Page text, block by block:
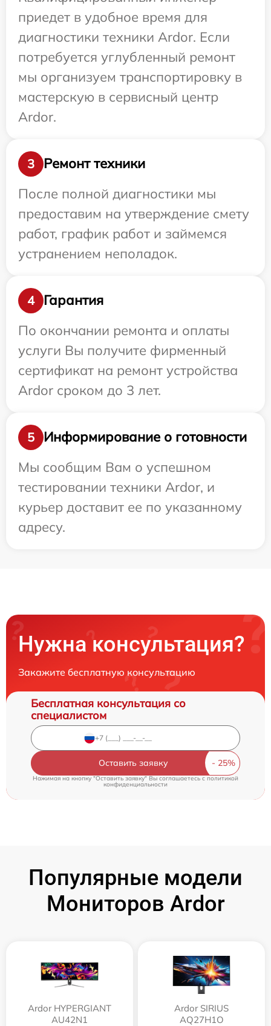
приедет в удобное время для
диагностики техники Ardor. Если
потребуется углубленный ремонт
мы организуем транспортировку в
мастерскую в сервисный центр
Ardor.
3
Ремонт техники
После полной диагностики мы
предоставим на утверждение смету
работ, график работ и займемся
устранением неполадок.
4
Гарантия
По окончании ремонта и оплаты
услуги Вы получите фирменный
сертификат на ремонт устройства
Ardor сроком до 3 лет.
5
Информирование о готовности
Мы сообщим Вам о успешном
тестировании техники Ardor, и
курьер доставит ее по указанному
адресу.
Нужна консультация?
Закажите бесплатную консультацию
Бесплатная консультация со
специалистом
Оставить заявку
Нажимая на кнопку "Оставить заявку" Вы соглашаетесь cполитикой
конфиденциальности
Популярные модели
Мониторов Ardor
Ardor HYPERGIANT
AU42N1
Ardor SIRIUS
AQ27H1O